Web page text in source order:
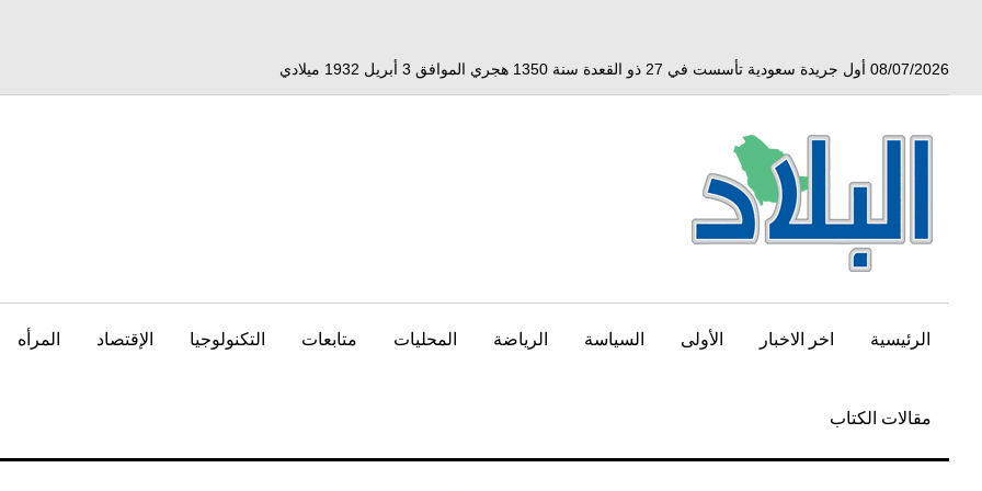
08/07/2026 أول جريدة سعودية تأسست في 27 ذو القعدة سنة 1350 هجري الموافق 3 أبريل 1932 ميلادي
الرئيسية اخر الاخبار الأولى السياسة الرياضة المحليات متابعات التكنولوجيا الإقتصاد المرأه
مقالات الكتاب